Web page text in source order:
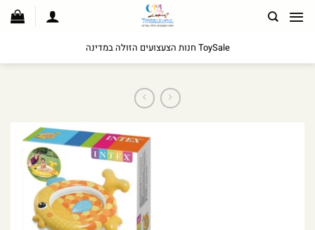
לתוכן
ToySale חנות הצעצועים הזולה במדינה